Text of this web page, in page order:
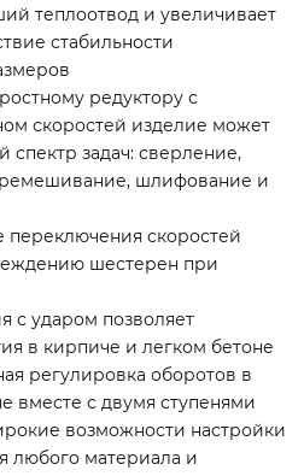
теплоотвод и увеличивает
стабильности
редуктору с
скоростей изделие может
спектр задач: сверление,
шлифование и
переключения скоростей
шестерен при
с ударом позволяет
в кирпиче и легком бетоне
регулировка оборотов в
вместе с двумя ступенями
возможности настройки
любого материала и